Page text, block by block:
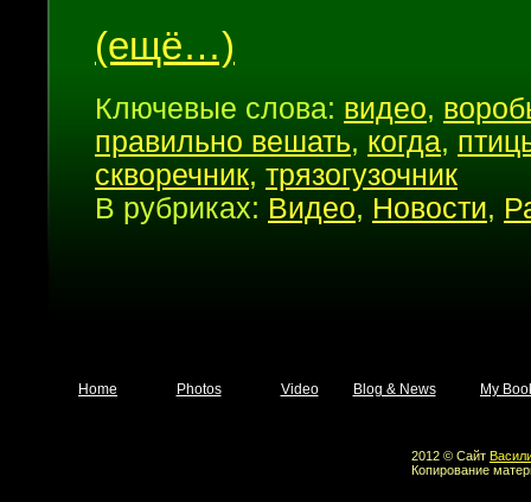
(ещё…)
Ключевые слова: видео,
правильно вешать, когда,
скворечник, трязогузочник
В рубриках: Видео, Новости,
Home Photos Video Blog & News My
2012 © Сайт
Копирование